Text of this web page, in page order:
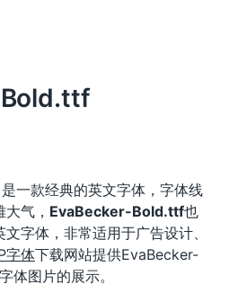
是一款经典的英文字体，字体线
气， EvaBecker-Bold.ttf也
字体，非常适用于广告设计、
字体下载网站提供EvaBecker-
体图片的展示。